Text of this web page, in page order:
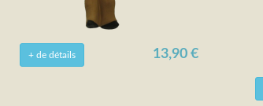
+ de détails 13,90 €